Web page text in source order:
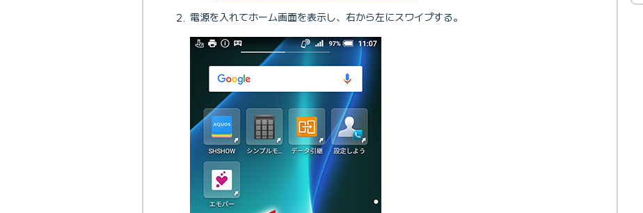
電源を入れてホーム画面を表示し、右から左にスワイプする。